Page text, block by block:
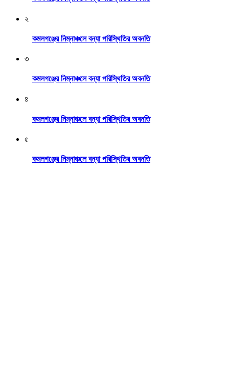
২
কমলগঞ্জের নিম্নাঞ্চলে বন্যা পরিস্থিতির অবনতি
৩
কমলগঞ্জের নিম্নাঞ্চলে বন্যা পরিস্থিতির অবনতি
৪
কমলগঞ্জের নিম্নাঞ্চলে বন্যা পরিস্থিতির অবনতি
৫
কমলগঞ্জের নিম্নাঞ্চলে বন্যা পরিস্থিতির অবনতি